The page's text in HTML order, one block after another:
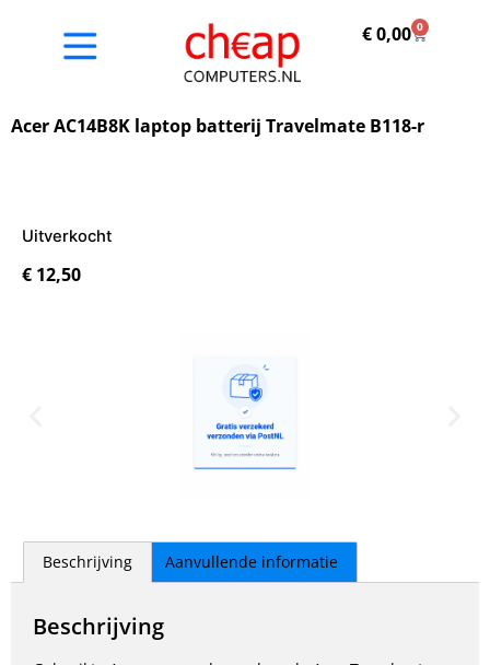
€0,00 0
Acer AC14B8K laptop batterij Travelmate B118-r
Uitverkocht
€ 12,50
Beschrijving Aanvullende informatie
Beschrijving